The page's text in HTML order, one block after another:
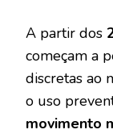
A partir dos
começam a
discretas ao
o uso
movimento